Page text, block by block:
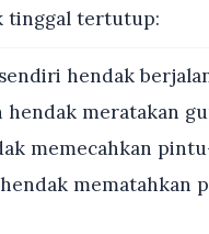
tinggal tertutup:
hendak
hendak meratakan
memecahkan
mematahkan